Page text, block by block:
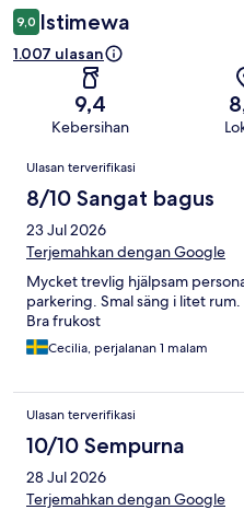
9,0 Istimewa
1.007 ulasan
9,4
Kebersihan
Ulasan
Ulasan terverifikasi
8/10 Sangat bagus
23 Jul 2026
Terjemahkan dengan Google
Mycket trevlig hjälpsam
parkering. Smal säng i litet
Bra frukost
Cecilia, perjalanan 1 malam
Ulasan terverifikasi
10/10 Sempurna
28 Jul 2026
Terjemahkan dengan Google